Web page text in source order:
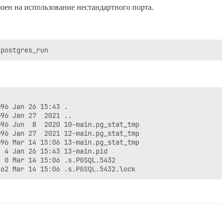
-- :
-- :
-- : > /root/upgrade_postgres
-- : > rm /root/upgrade_postgres
-- :
-- : Replacing (?-mix:#?listen_addresses *=.*) with
: Replacing (?-mix:#?synchronous_commit *=.*) with
-- : Replacing (?-mix:#?shared_buffers *=.*) with
: Replacing (?-mix:#?work_mem *=.*) with work_mem
-- : Replacing (?-mix:#?default_text_search_config
-- : > install -d -m 0755 -o postgres -g postgres /
-- :
-- : Replacing (?-mix:#?checkpoint_segments *=.*)
-- : Replacing (?-mix:#?logging_collector *=.*)
на использование нестандартного порта.
Jan 26 15:43 .
Jan 27  2021 ..
8  2020 10-main.pg_stat_tmp
27  2021 12-main.pg_stat_tmp
Mar 14 15:06 13-main.pg_stat_tmp
26 15:43 13-main.pid
14 15:06 .s.PGSQL.5432